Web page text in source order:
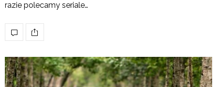
razie polecamy seriale…